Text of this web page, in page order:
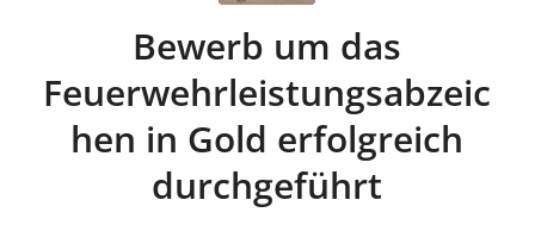
Bewerb um das
Feuerwehrleistungsabzeic
hen in Gold erfolgreich
durchgeführt